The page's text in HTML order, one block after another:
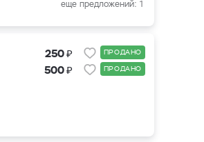
еще предложений: 1
250₽ ПРОДАНО
500₽ ПРОДАНО